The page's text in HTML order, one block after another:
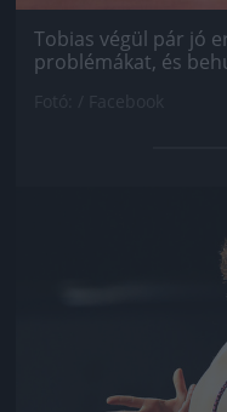
Tobias végül pár jó
problémákat, és